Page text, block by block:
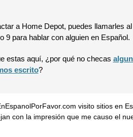
a Home Depot, puedes llamarles
9 para hablar con alguien en Español.
estas aquí, ¿por qué no checas
escrito?
visito sitios en
con la impresión que me causo el